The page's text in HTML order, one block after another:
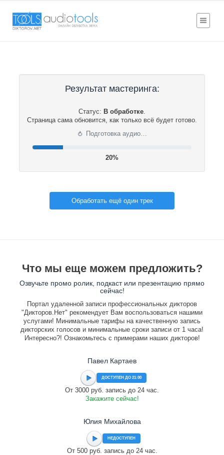
Результат мастеринга:
Статус: В обработке.
Страница сама обновится, как только всё будет готово.
⟳ Подготовка аудио…
20%
Обработать ещё один трек
Что мы еще можем предложить?
Озвучьте промо ролик, подкаст или презентацию прямо
сейчас!
Портал удаленной записи профессиональных дикторов
"Дикторов.Нет" рекомендует Вам воспользоваться нашими
услугами! Минимальные тарифы на качественную запись
дикторских голосов и минимальные сроки записи от 1 часа!
Интересно?! Ознакомьтесь с примерами наших дикторов!
Павел Картаев
ДОСТУПЕН ДО 21:00
От 3000 руб. запись до 24 час.
Закажите сейчас!
Юлия Михайлова
НЕДОСТУПЕН
От 500 руб. запись до 24 час.